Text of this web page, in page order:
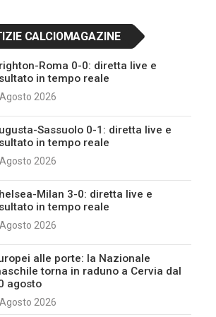
CALCIOMAGAZINE
Roma 0-0: diretta live e
in tempo reale
2026
Sassuolo 0-1: diretta live e
in tempo reale
2026
Milan 3-0: diretta live e
in tempo reale
2026
alle porte: la Nazionale
torna in raduno a Cervia dal
agosto
2026